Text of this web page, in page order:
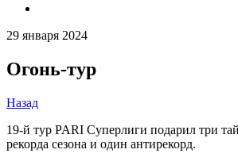
29 января 2024
Огонь-тур
Назад
19-й тур PARI Суперлиги подарил три
рекорда сезона и один антирекорд.